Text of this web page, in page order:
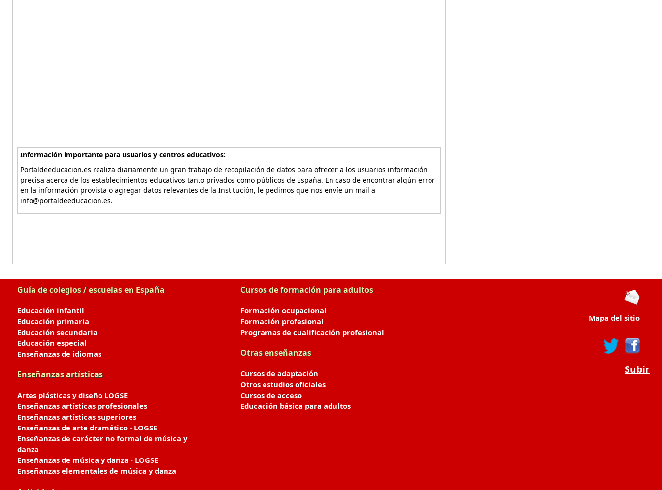
Información importante para usuarios y centros educativos:
Portaldeeducacion.es realiza diariamente un gran trabajo de recopilación de datos para ofrecer a los usuarios información
precisa acerca de los establecimientos educativos tanto privados como públicos de España. En caso de encontrar algún error
en la información provista o agregar datos relevantes de la Institución, le pedimos que nos envíe un mail a
info@portaldeeducacion.es.
Guía de colegios / escuelas en España
Educación infantil
Educación primaria
Educación secundaria
Educación especial
Enseñanzas de idiomas
Enseñanzas artísticas
Artes plásticas y diseño LOGSE
Enseñanzas artísticas profesionales
Enseñanzas artísticas superiores
Enseñanzas de arte dramático - LOGSE
Enseñanzas de carácter no formal de música y
danza
Enseñanzas de música y danza - LOGSE
Enseñanzas elementales de música y danza
Cursos de formación para adultos
Formación ocupacional
Formación profesional
Programas de cualificación profesional
Otras enseñanzas
Cursos de adaptación
Otros estudios oficiales
Cursos de acceso
Educación básica para adultos
Mapa del sitio
Subir